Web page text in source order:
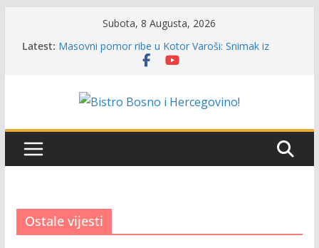
Subota, 8 Augusta, 2026
Latest: Masovni pomor ribe u Kotor Varoši: Snimak iz
Vrbanje prikazuje stanje na terenu
Poziv za učešće u Premijer ligi SRS BiH u disciplini
‘Lov šarana i amura’
BiH za osobe sa invaliditetom
Održan 15. Memorijalni kup ‘Rafael Grgić – Rafko’:
Vogošćani osvojili prelazni pehar u trajno vlasništvo
Ostale vijesti